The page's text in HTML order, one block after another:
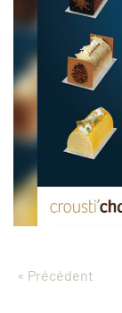
« Précédent